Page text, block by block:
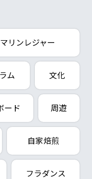
マリンレジャー
ム 文化
ード 周遊
自家焙煎
フラダンス